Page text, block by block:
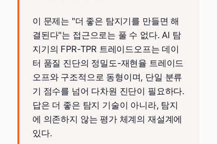
이 문제는 "더 좋은 탐지기를 만들면 해
결된다"는 접근으로는 풀 수 없다. AI 탐
지기의 FPR-TPR 트레이드오프는 데이
터 품질 진단의 정밀도-재현율 트레이드
오프와 구조적으로 동형이며, 단일 분류
기 점수를 넘어 다차원 진단이 필요하다.
답은 더 좋은 탐지 기술이 아니라, 탐지
에 의존하지 않는 평가 체계의 재설계에
있다.